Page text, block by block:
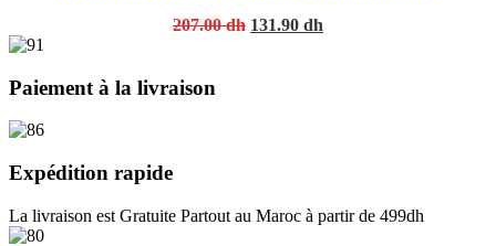
207.00dh Original
131.90 dh
Paiement à la livraison
Expédition rapide
La livraison est Gratuite Partout au Maroc à partir de 499dh